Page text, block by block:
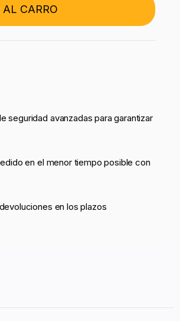
CARRO
seguridad avanzadas para garantizar
en el menor tiempo posible con
en los plazos